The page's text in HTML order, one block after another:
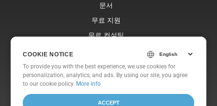
COOKIE NOTICE
To provide you with the best experience, we use cookies for
personalization, analytics, and ads. By using our site, you agree
toour cookie policy.
ACCEPT
문서
무료 지원
무료 컨설팅
웹사이트
에 대한
COOKIE NOTICE
To provide you with the best experience, we use cookies for
personalization, analytics, and ads. By using our site, you agree
to our cookie policy. More info
ACCEPT